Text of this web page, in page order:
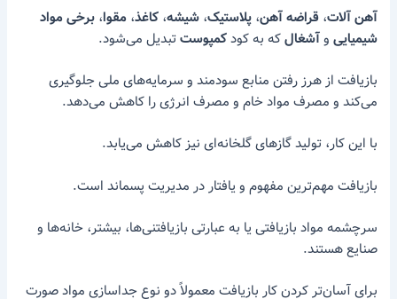
آهن آلات،قراضه آهن،پلاستیک،شیشه،کاغذ،مقوا،برخی مواد
شیمیایی وآشغالکه به کودکمپوستتبدیل می‌شود.
بازیافت از هرز رفتن منابع سودمند و سرمایه‌های ملی جلوگیری
می‌کند و مصرف مواد خام و مصرف انرژی را کاهش می‌دهد.
با این کار، تولید گازهای گلخانه‌ای نیز کاهش می‌یابد.
بازیافت مهم‌ترین مفهوم و یافتار در مدیریت پسماند است.
سرچشمه مواد بازیافتی یا به عبارتی بازیافتنی‌ها، بیشتر، خانه‌ها و
صنایع هستند.
برای آسان‌تر کردن کار بازیافت معمولاً دو نوع جداسازی مواد صورت